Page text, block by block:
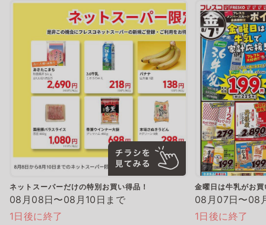
ネットスーパーだけの特別お買い得品！
08月08日〜08月10日まで
1日後に終了
金曜日は牛乳がお
08月07日〜08
1日後に終了